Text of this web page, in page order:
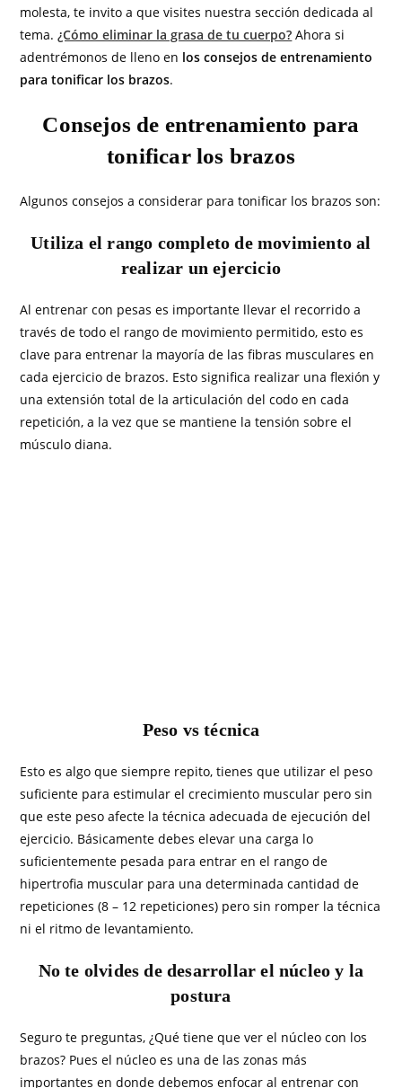
molesta, te invito a que visites nuestra sección dedicada al
tema.¿Cómo eliminar la grasa de tu cuerpo? Ahora si
adentrémonos de lleno en los consejos de entrenamiento
para tonificar los brazos.
Consejos de entrenamiento para
tonificar los brazos
Algunos consejos a considerar para tonificar los brazos son:
Utiliza el rango completo de movimiento al
realizar un ejercicio
Al entrenar con pesas es importante llevar el recorrido a
través de todo el rango de movimiento permitido, esto es
clave para entrenar la mayoría de las fibras musculares en
cada ejercicio de brazos. Esto significa realizar una flexión y
una extensión total de la articulación del codo en cada
repetición, a la vez que se mantiene la tensión sobre el
músculo diana.
Peso vs técnica
Esto es algo que siempre repito, tienes que utilizar el peso
suficiente para estimular el crecimiento muscular pero sin
que este peso afecte la técnica adecuada de ejecución del
ejercicio. Básicamente debes elevar una carga lo
suficientemente pesada para entrar en el rango de
hipertrofia muscular para una determinada cantidad de
repeticiones (8 – 12 repeticiones) pero sin romper la técnica
ni el ritmo de levantamiento.
No te olvides de desarrollar el núcleo y la
postura
Seguro te preguntas, ¿Qué tiene que ver el núcleo con los
brazos? Pues el núcleo es una de las zonas más
importantes en donde debemos enfocar al entrenar con